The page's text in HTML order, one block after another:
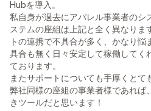
Hubを導入。
私自身が過去にアパレル事業者のシ
ステムの座組は上記と全く異なりま
トの連携で不具合が多く、かなり
具合も無く日々安定して稼働してく
ております。
またサポートについても手厚くとて
弊社同様の座組の事業者様であれば
きツールだと思います！